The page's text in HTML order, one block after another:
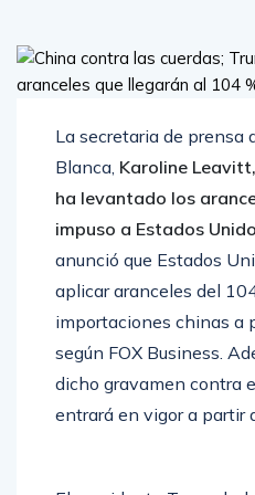
La secretaria de prensa
Blanca, Karoline
ha levantado los
impuso a Estados
anunció que Estados
aplicar aranceles del
importaciones chinas a
según FOX Business.
dicho gravamen contra
entrará en vigor a partir